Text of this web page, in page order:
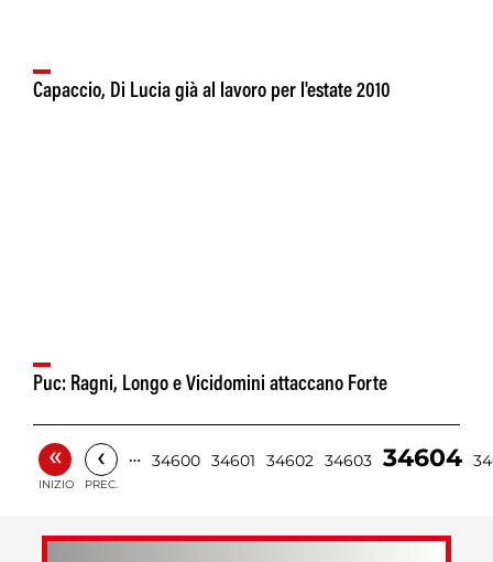
Capaccio, Di Lucia già al lavoro per l'estate 2010
Puc: Ragni, Longo e Vicidomini attaccano Forte
«
INIZIO
‹
PREC.
… 34600 34601 34602 34603 34604